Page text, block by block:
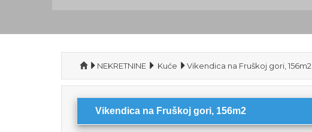
NEKRETNINE Kuće Vikendica na Fruškoj gori, 156m2
Vikendica na Fruškoj gori, 156m2